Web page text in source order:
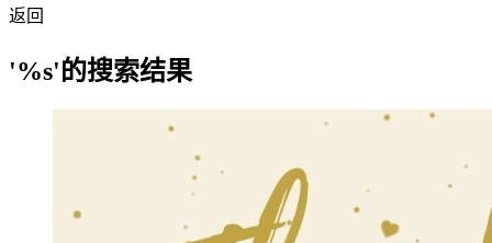
返回
'%s'的搜索结果